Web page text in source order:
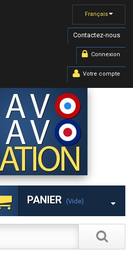
Français
Contactez-nous
Connexion
Votre compte
PANIER (vide)